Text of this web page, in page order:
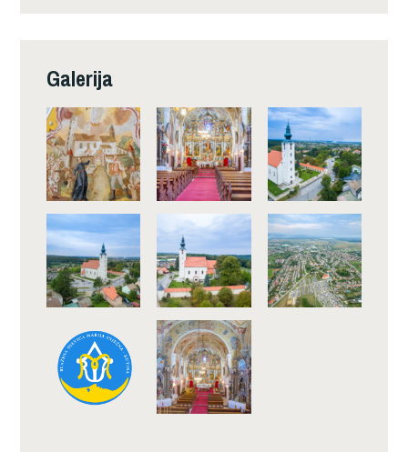
Galerija